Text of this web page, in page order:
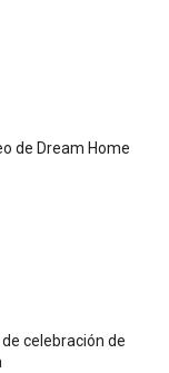
de Dream Home
celebración de